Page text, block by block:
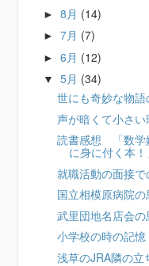
►8月 (14)
►7月 (7)
►6月 (12)
▼5月 (34)
世にも奇妙な物語
声が暗くて小さ
読書感想 「数学
に身に付く本！
就職活動の面接で
国立相模原病院の
武里団地名店会の
小学校の時の記憶
浅草のJRA隣の立